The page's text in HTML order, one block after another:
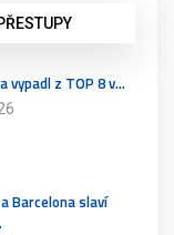
vypadl z TOP 8 v…
Barcelona slaví